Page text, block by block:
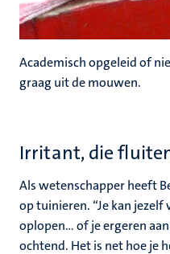
Academisch opgeleid of
graag uit de mouwen.
Irritant, die
Als wetenschapper heeft
op tuinieren. “Je kan
oplopen… of je ergeren
ochtend. Het is net hoe je